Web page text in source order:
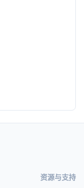
资源与支持